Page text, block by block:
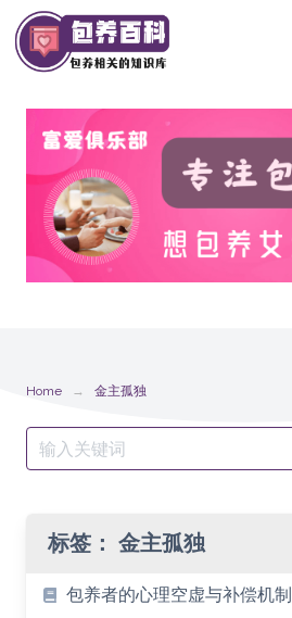
Skip
to
content
Home 金主孤独
Search
for:
标签： 金主孤独
包养者的心理空虚与补偿机制